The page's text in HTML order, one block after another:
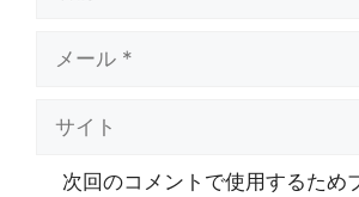
次回のコメントで使用するため